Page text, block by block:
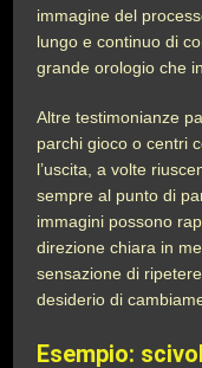
immagine del
lungo e continuo di
grande orologio che
Altre testimonianze
parchi gioco o centri
l’uscita, a volte
sempre al punto di
immagini possono
direzione chiara in
sensazione di
desiderio di
Esempio: